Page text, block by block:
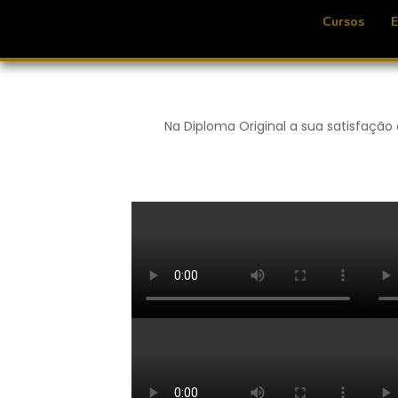
Cursos
Na Diploma Original a sua